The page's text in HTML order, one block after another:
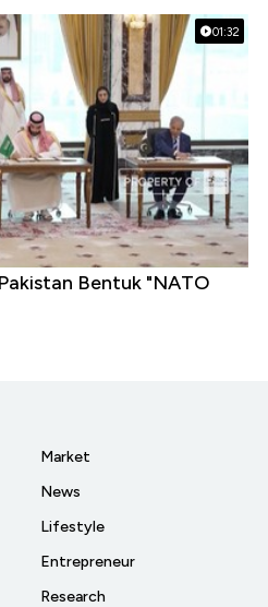
01:32
Bentuk "NATO
Market
News
Lifestyle
Entrepreneur
Research